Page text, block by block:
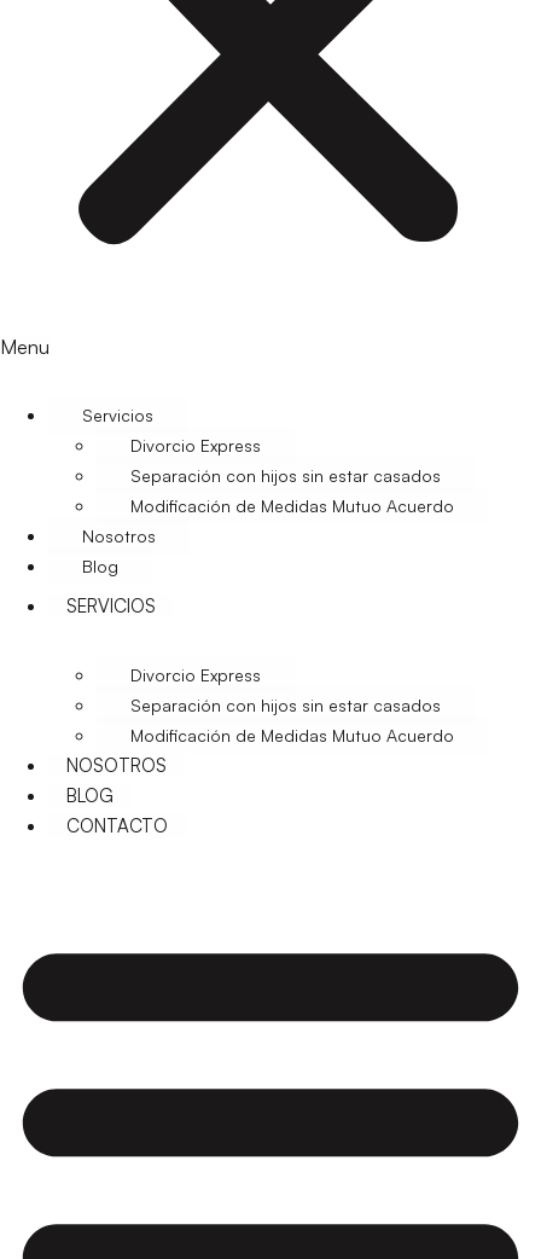
Menu
Servicios
Divorcio Express
Separación con hijos sin estar casados
Modificación de Medidas Mutuo Acuerdo
Nosotros
Blog
SERVICIOS
Divorcio Express
Separación con hijos sin estar casados
Modificación de Medidas Mutuo Acuerdo
NOSOTROS
BLOG
CONTACTO